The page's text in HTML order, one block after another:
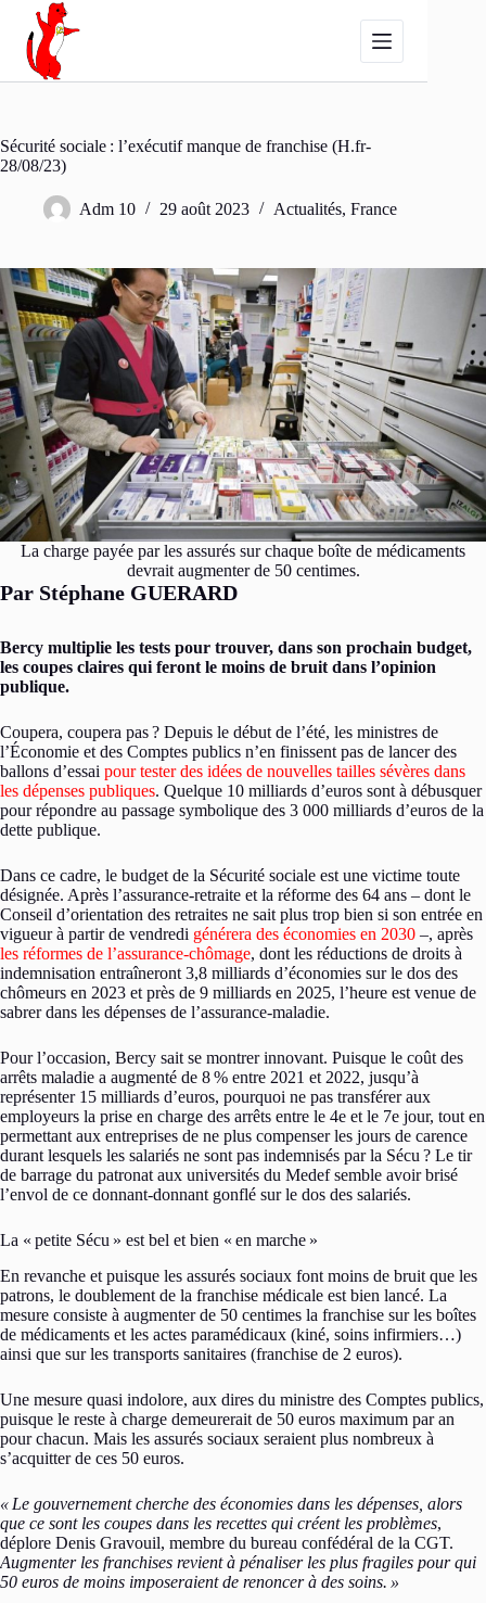
Passer
contenu
Sécurité sociale : l’exécutif manque de franchise (H.fr-
28/08/23)
Adm 10 29 août 2023 Actualités, France
La charge payée par les assurés sur chaque boîte de médicaments
devrait augmenter de 50 centimes.
Par Stéphane GUERARD
Bercy multiplie les tests pour trouver, dans son prochain budget,
les coupes claires qui feront le moins de bruit dans l’opinion
publique.
Coupera, coupera pas ? Depuis le début de l’été, les ministres de
l’Économie et des Comptes publics n’en finissent pas de lancer des
ballons d’essai pour tester des idées de nouvelles tailles sévères dans
les dépenses publiques. Quelque 10 milliards d’euros sont à débusquer
pour répondre au passage symbolique des 3 000 milliards d’euros de la
dette publique.
Dans ce cadre, le budget de la Sécurité sociale est une victime toute
désignée. Après l’assurance-retraite et la réforme des 64 ans – dont le
Conseil d’orientation des retraites ne sait plus trop bien si son entrée en
vigueur à partir de vendredi générera des économies en 2030 –, après
les réformes de l’assurance-chômage, dont les réductions de droits à
indemnisation entraîneront 3,8 milliards d’économies sur le dos des
chômeurs en 2023 et près de 9 milliards en 2025, l’heure est venue de
sabrer dans les dépenses de l’assurance-maladie.
Pour l’occasion, Bercy sait se montrer innovant. Puisque le coût des
arrêts maladie a augmenté de 8 % entre 2021 et 2022, jusqu’à
représenter 15 milliards d’euros, pourquoi ne pas transférer aux
employeurs la prise en charge des arrêts entre le 4e et le 7e jour, tout en
permettant aux entreprises de ne plus compenser les jours de carence
durant lesquels les salariés ne sont pas indemnisés par la Sécu ? Le tir
de barrage du patronat aux universités du Medef semble avoir brisé
l’envol de ce donnant-donnant gonflé sur le dos des salariés.
La « petite Sécu » est bel et bien « en marche »
En revanche et puisque les assurés sociaux font moins de bruit que les
patrons, le doublement de la franchise médicale est bien lancé. La
mesure consiste à augmenter de 50 centimes la franchise sur les boîtes
de médicaments et les actes paramédicaux (kiné, soins infirmiers…)
ainsi que sur les transports sanitaires (franchise de 2 euros).
Une mesure quasi indolore, aux dires du ministre des Comptes publics,
puisque le reste à charge demeurerait de 50 euros maximum par an
pour chacun. Mais les assurés sociaux seraient plus nombreux à
s’acquitter de ces 50 euros.
« Le gouvernement cherche des économies dans les dépenses, alors
que ce sont les coupes dans les recettes qui créent les problèmes,
déplore Denis Gravouil, membre du bureau confédéral de la CGT.
Augmenter les franchises revient à pénaliser les plus fragiles pour qui
50 euros de moins imposeraient de renoncer à des soins. »